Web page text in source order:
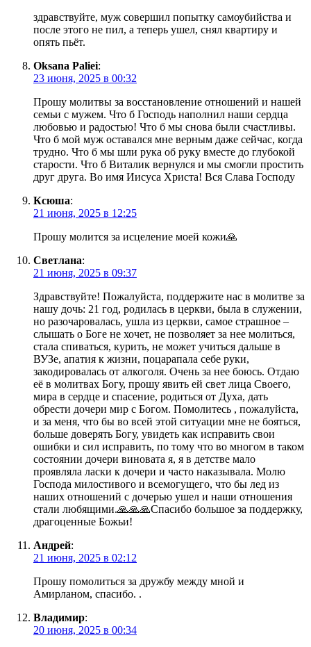
здравствуйте, муж совершил попытку самоубийства и
после этого не пил, а теперь ушел, снял квартиру и
опять пьёт.
Oksana Paliei:
23 июня, 2025 в 00:32
Прошу молитвы за восстановление отношений и нашей
семьи с мужем. Что б Господь наполнил наши сердца
любовью и радостью! Что б мы снова были счастливы.
Что б мой муж оставался мне верным даже сейчас, когда
трудно. Что б мы шли рука об руку вместе до глубокой
старости. Что б Виталик вернулся и мы смогли простить
друг друга. Во имя Иисуса Христа! Вся Слава Господу
Ксюша:
21 июня, 2025 в 12:25
Прошу молится за исцеление моей кожи🙏
Светлана:
21 июня, 2025 в 09:37
Здравствуйте! Пожалуйста, поддержите нас в молитве за
нашу дочь: 21 год, родилась в церкви, была в служении,
но разочаровалась, ушла из церкви, самое страшное –
слышать о Боге не хочет, не позволяет за нее молиться,
стала спиваться, курить, не может учиться дальше в
ВУЗе, апатия к жизни, поцарапала себе руки,
закодировалась от алкоголя. Очень за нее боюсь. Отдаю
её в молитвах Богу, прошу явить ей свет лица Своего,
мира в сердце и спасение, родиться от Духа, дать
обрести дочери мир с Богом. Помолитесь , пожалуйста,
и за меня, что бы во всей этой ситуации мне не бояться,
больше доверять Богу, увидеть как исправить свои
ошибки и сил исправить, по тому что во многом в таком
состоянии дочери виновата я, я в детстве мало
проявляла ласки к дочери и часто наказывала. Молю
Господа милостивого и всемогущего, что бы лед из
наших отношений с дочерью ушел и наши отношения
стали любящими.🙏🙏🙏Спасибо большое за поддержку,
драгоценные Божьи!
Андрей:
21 июня, 2025 в 02:12
Прошу помолиться за дружбу между мной и
Амирланом, спасибо. .
Владимир:
20 июня, 2025 в 00:34